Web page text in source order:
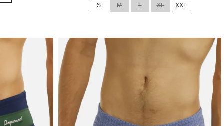
S M L XL XXL